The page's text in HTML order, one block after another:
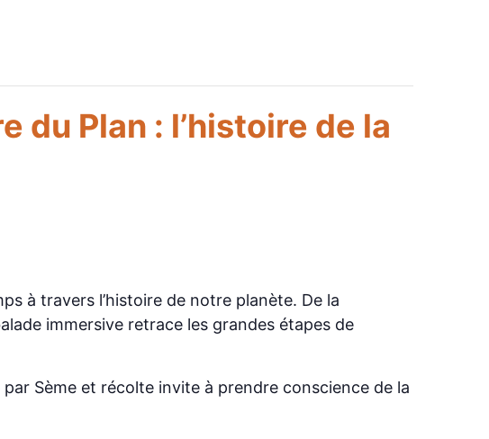
du Plan : l’histoire de la
à travers l’histoire de notre planète. De la
immersive retrace les grandes étapes de
Sème et récolte invite à prendre conscience de la